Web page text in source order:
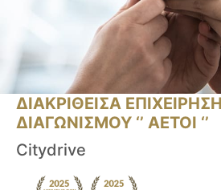
ΔΙΑΚΡΙΘΕΙΣΑ
ΔΙΑΓΩΝΙΣΜΟΥ ‘’ ΑΕΤΟΙ ‘’
Citydrive